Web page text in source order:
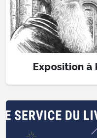
Exposition à